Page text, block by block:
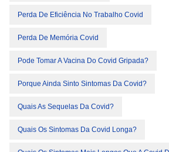
Perda De Eficiência No Trabalho Covid
Perda De Memória Covid
Pode Tomar A Vacina Do Covid Gripada?
Porque Ainda Sinto Sintomas Da Covid?
Quais As Sequelas Da Covid?
Quais Os Sintomas Da Covid Longa?